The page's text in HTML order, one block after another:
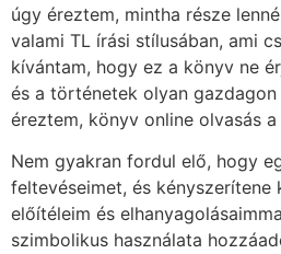
úgy éreztem, mintha része
valami TL írási stílusában, ami
kívántam, hogy ez a könyv ne
és a történetek olyan
éreztem, könyv online olvasás
Nem gyakran fordul elő, hogy
feltevéseimet, és
előítéleim és
szimbolikus használata